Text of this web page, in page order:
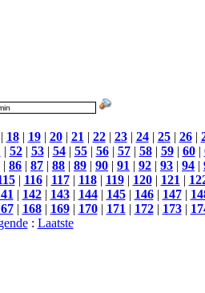
18| 19| 20| 21| 22| 23| 24| 25| 26|
| 52| 53| 54| 55| 56| 57| 58| 59| 60|
| 86 | 87 | 88 | 89 | 90 | 91 | 92 | 93 | 94 |
| 116| 117| 118| 119| 120| 121|
| 142| 143| 144| 145| 146| 147|
| 168| 169| 170| 171| 172| 173|
: Laatste